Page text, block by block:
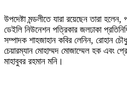
উপদেষ্টা মন্ডলীতে যারা রয়েছেন তারা হলেন,
ডেইলি নিউনেশন পত্রিকার জলঢাকা
সম্পাদক শাহজাহান কবির লেনিন, রোহান
চেয়ারম্যান মোহাম্মদ মোজাম্মেল হক এবং
মাহাবুবর রহমান মনি।